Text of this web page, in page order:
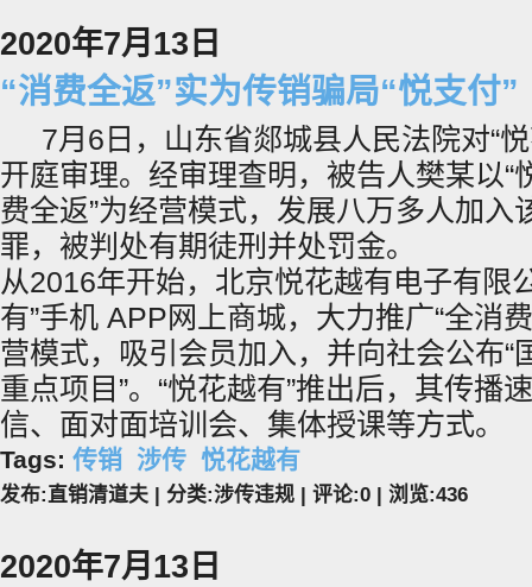
2020年7月13日
“消费全返”实为传销骗局“悦支付”
7月6日，山东省郯城县人民法院对“悦
开庭审理。经审理查明，被告人樊某以“
费全返”为经营模式，发展八万多人加入
罪，被判处有期徒刑并处罚金。
从2016年开始，北京悦花越有电子有限
有”手机 APP网上商城，大力推广“全消
营模式，吸引会员加入，并向社会公布“
重点项目”。“悦花越有”推出后，其传播
信、面对面培训会、集体授课等方式。
Tags: 传销 涉传 悦花越有
发布:直销清道夫 | 分类:涉传违规 | 评论:0 | 浏览:436
2020年7月13日